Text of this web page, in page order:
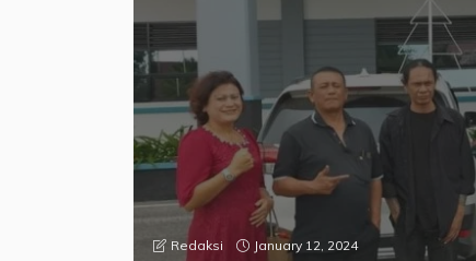
Redaksi January 12, 2024